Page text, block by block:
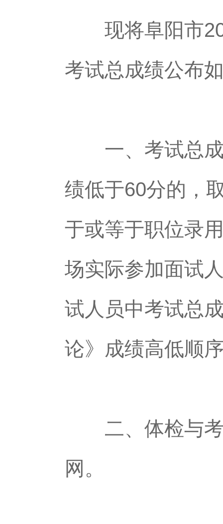
现将阜阳市
考试总成绩公布
一、考试总成
绩低于60分的，
于或等于职位录
场实际参加面试
试人员中考试总
论》成绩高低顺
二、体检与考
网。